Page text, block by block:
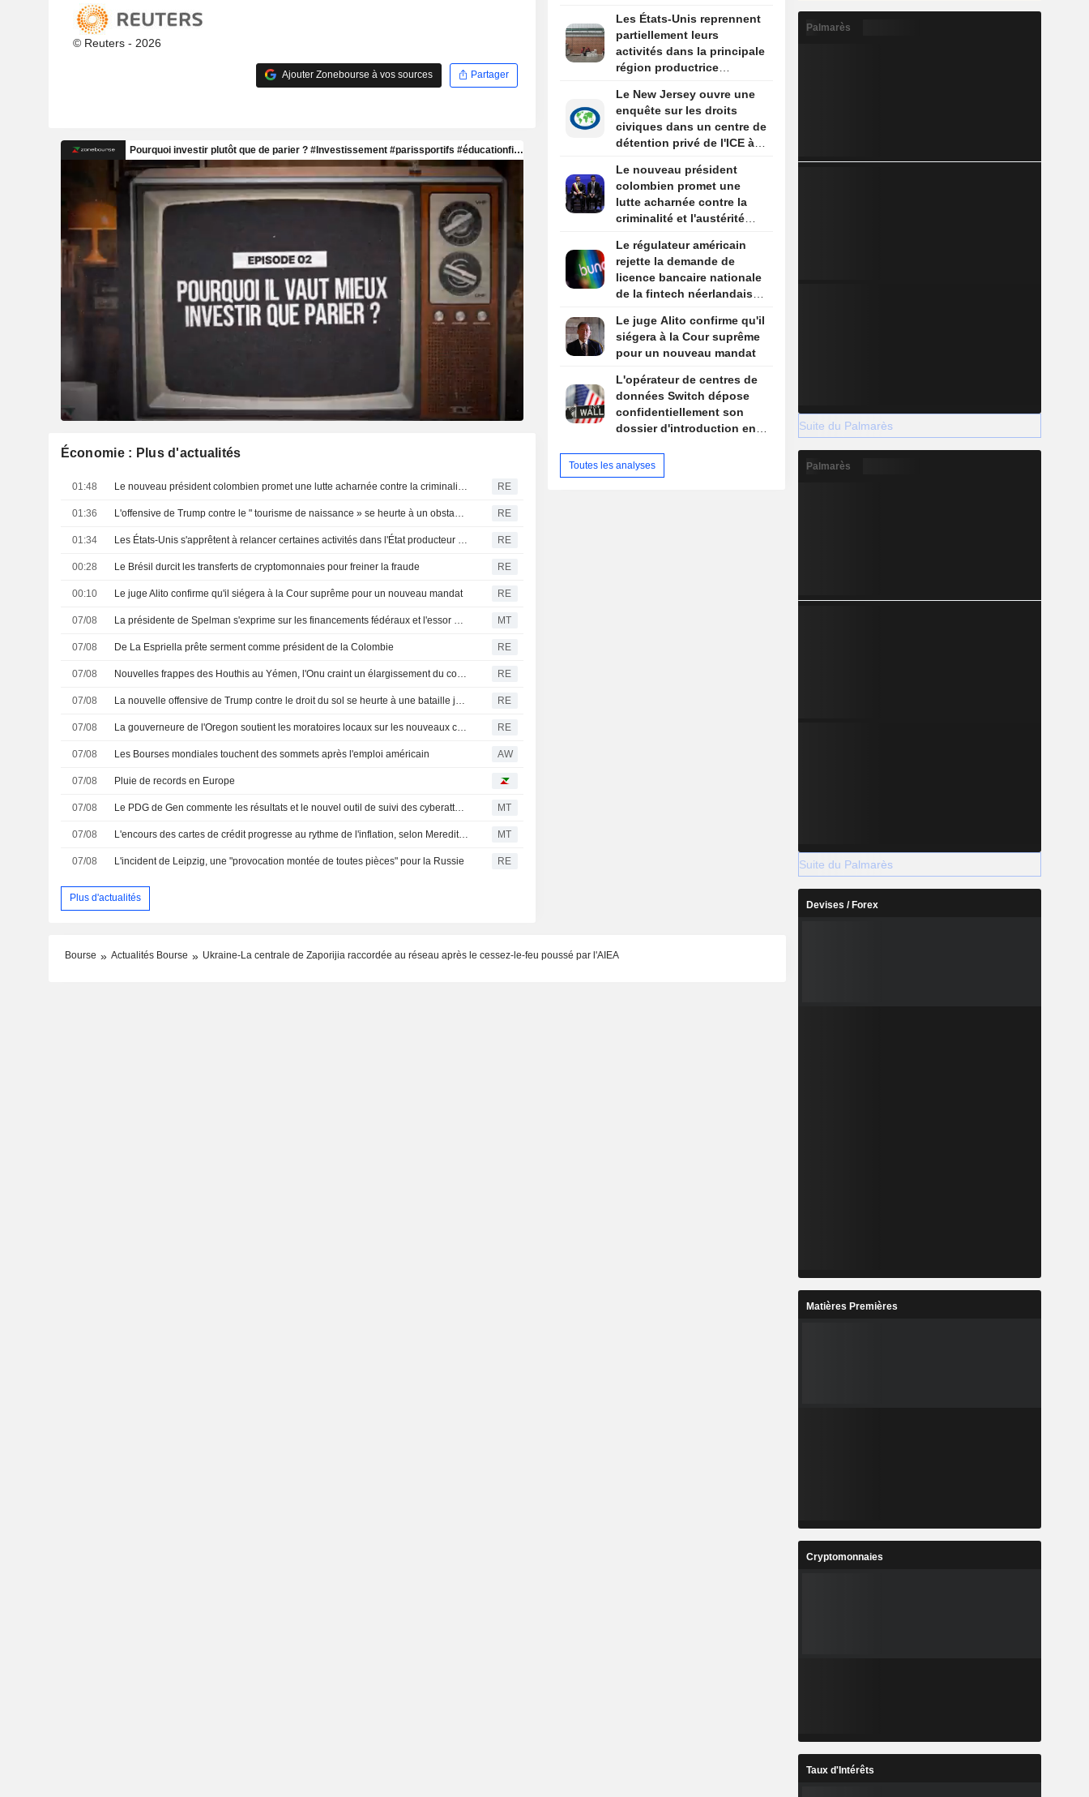
© Reuters - 2026
Ajouter Zonebourse à vos sources Partager
Économie : Plus d'actualités
01:48 RE
01:36 RE
01:34 RE
00:28 Le Brésil durcit les transferts de cryptomonnaies pour freiner la fraude RE
00:10 Le juge Alito confirme qu'il siégera à la Cour suprême pour un nouveau mandat RE
07/08 MT
07/08 De La Espriella prête serment comme président de la Colombie RE
07/08 RE
07/08 RE
07/08 RE
07/08 Les Bourses mondiales touchent des sommets après l'emploi américain AW
07/08 Pluie de records en Europe
07/08 MT
07/08 MT
07/08 L'incident de Leipzig, une "provocation montée de toutes pièces" pour la Russie RE
Plus d'actualités
Les États-Unis reprennent
partiellement leurs
activités dans la principale
région productrice
Le New Jersey ouvre une
enquête sur les droits
civiques dans un centre de
détention privé de l'ICE à
Le nouveau président
colombien promet une
lutte acharnée contre la
criminalité et l'austérité
discours d'investiture
Le régulateur américain
rejette la demande de
licence bancaire nationale
de la fintech néerlandaise
Le juge Alito confirme qu'il
siégera à la Cour suprême
pour un nouveau mandat
L'opérateur de centres de
données Switch dépose
confidentiellement son
dossier d'introduction en
selon Bloomberg News
Toutes les analyses
Bourse Actualités Bourse Ukraine-La centrale de Zaporijia raccordée au réseau après le cessez-le-feu poussé par l'AIEA
Palmarès
Suite du Palmarès
Palmarès
Suite du Palmarès
Devises / Forex
Matières Premières
Cryptomonnaies
Taux d'Intérêts